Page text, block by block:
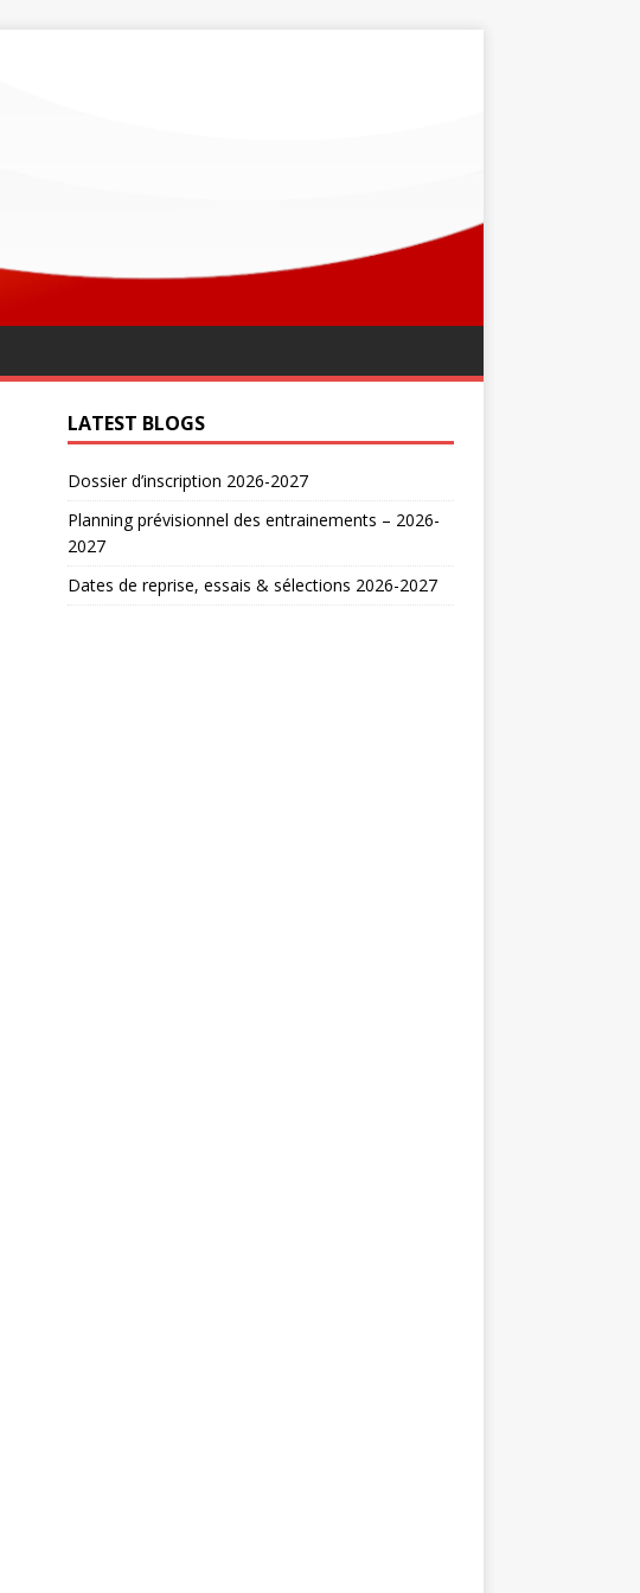
LATEST BLOGS
Dossier d’inscription 2026-2027
Planning prévisionnel des entrainements – 2026-
2027
Dates de reprise, essais & sélections 2026-2027